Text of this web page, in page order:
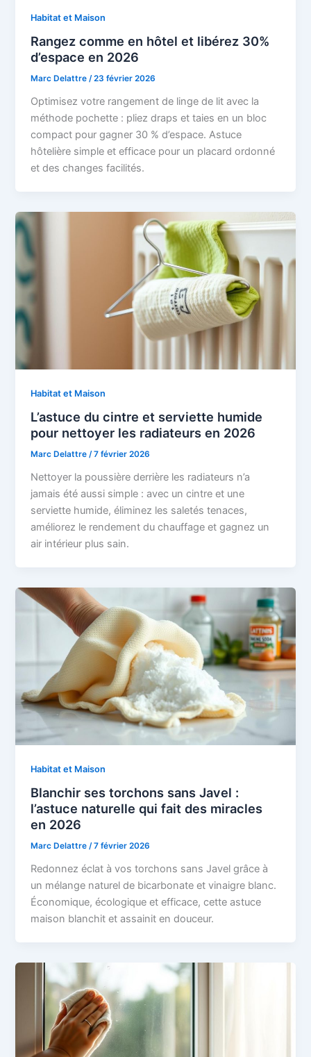
Habitat et Maison
Rangez comme en hôtel et libérez 30%
d’espace en 2026
Marc Delattre/23 février 2026
Optimisez votre rangement de linge de lit avec la
méthode pochette : pliez draps et taies en un bloc
compact pour gagner 30 % d’espace. Astuce
hôtelière simple et efficace pour un placard ordonné
et des changes facilités.
Habitat et Maison
L’astuce du cintre et serviette humide
pour nettoyer les radiateurs en 2026
Marc Delattre/7 février 2026
Nettoyer la poussière derrière les radiateurs n’a
jamais été aussi simple : avec un cintre et une
serviette humide, éliminez les saletés tenaces,
améliorez le rendement du chauffage et gagnez un
air intérieur plus sain.
Habitat et Maison
Blanchir ses torchons sans Javel :
l’astuce naturelle qui fait des miracles
en 2026
Marc Delattre/7 février 2026
Redonnez éclat à vos torchons sans Javel grâce à
un mélange naturel de bicarbonate et vinaigre blanc.
Économique, écologique et efficace, cette astuce
maison blanchit et assainit en douceur.